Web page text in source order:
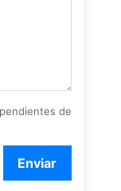
de
Enviar